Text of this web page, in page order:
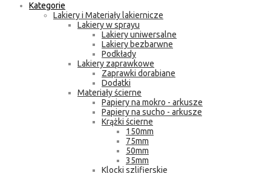
Kategorie
Lakiery i Materiały lakiernicze
Lakiery w sprayu
Lakiery uniwersalne
Lakiery bezbarwne
Podkłady
Lakiery zaprawkowe
Zaprawki dorabiane
Dodatki
Materiały ścierne
Papiery na mokro - arkusze
Papiery na sucho - arkusze
Krążki ścierne
150mm
75mm
50mm
35mm
Klocki szlifierskie